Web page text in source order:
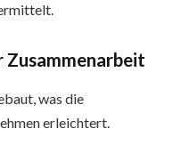
was die
erleichtert.